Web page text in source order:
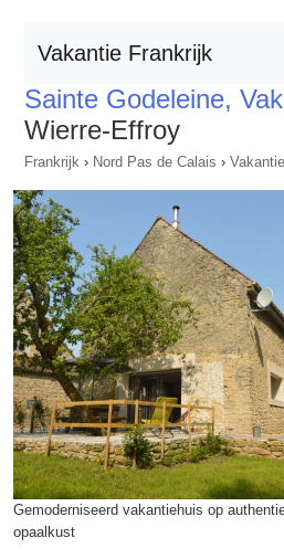
Vakantie Frankrijk
Sainte Godeleine,
Wierre-Effroy
Frankrijk › Nord Pas de Calais ›
Gemoderniseerd vakantiehuis op
opaalkust